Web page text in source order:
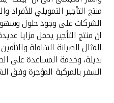
منتج التأجير التمويلي
الشركات على وجود حلول
ان منتج التأجير يحمل مزايا
المثال الصيانة الشاملة
بديلة، وخدمة المساعدة على
السفر بالمركبة المؤجرة وفق